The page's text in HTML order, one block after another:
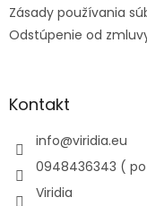
Zásady používania
Odstúpenie od
Kontakt
info@viridia.eu
0948436343 ( po
Viridia